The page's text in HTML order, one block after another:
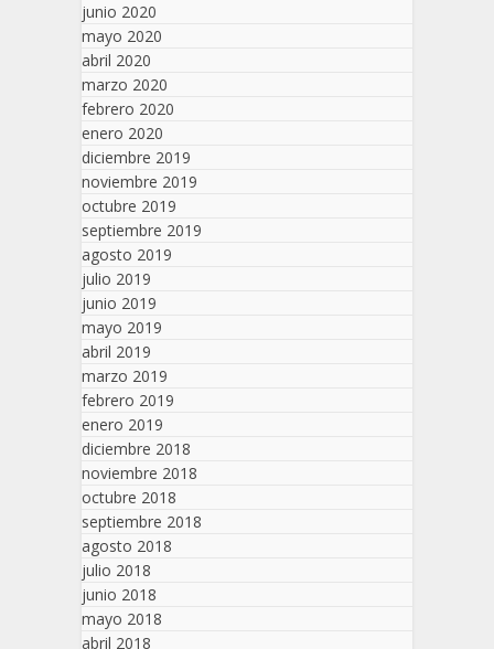
junio 2020
mayo 2020
abril 2020
marzo 2020
febrero 2020
enero 2020
diciembre 2019
noviembre 2019
octubre 2019
septiembre 2019
agosto 2019
julio 2019
junio 2019
mayo 2019
abril 2019
marzo 2019
febrero 2019
enero 2019
diciembre 2018
noviembre 2018
octubre 2018
septiembre 2018
agosto 2018
julio 2018
junio 2018
mayo 2018
abril 2018